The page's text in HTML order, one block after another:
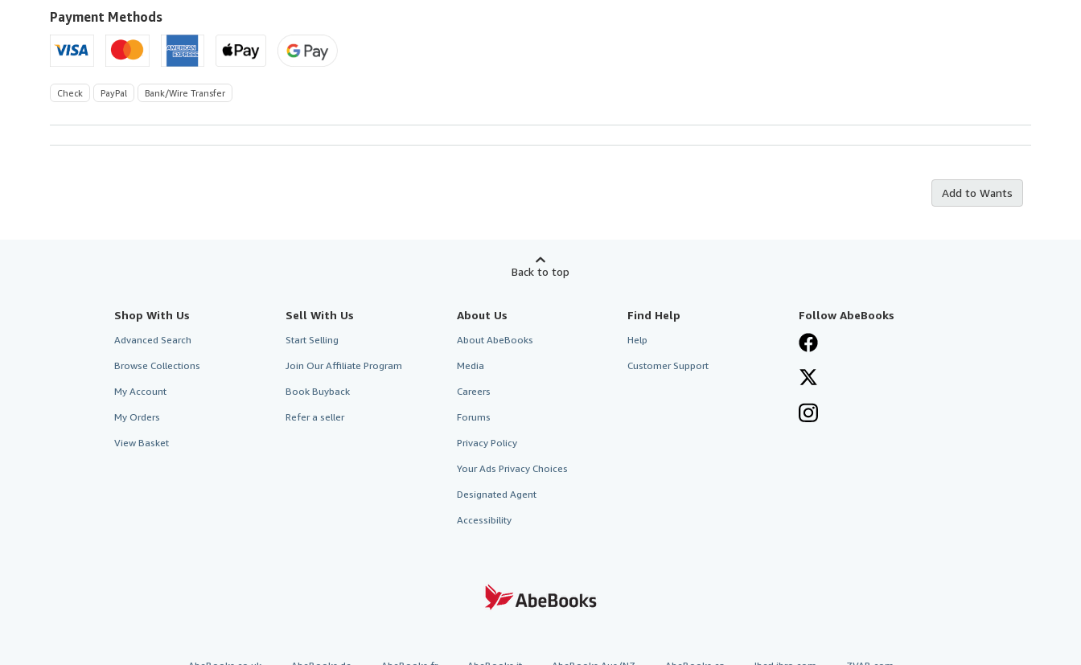
U.S.A.
Payment Methods
Check PayPal Bank/Wire Transfer
Add to Wants
Back to top
Shop With Us
Advanced Search
Browse Collections
My Account
My Orders
View Basket
Sell With Us
Start Selling
Join Our Affiliate Program
Book Buyback
Refer a seller
About Us
About AbeBooks
Media
Careers
Forums
Privacy Policy
Your Ads Privacy Choices
Designated Agent
Accessibility
Find Help
Help
Customer Support
Follow AbeBooks